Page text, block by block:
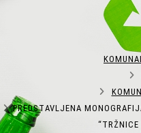
PREDSTAVLJENA
“TRŽNICE